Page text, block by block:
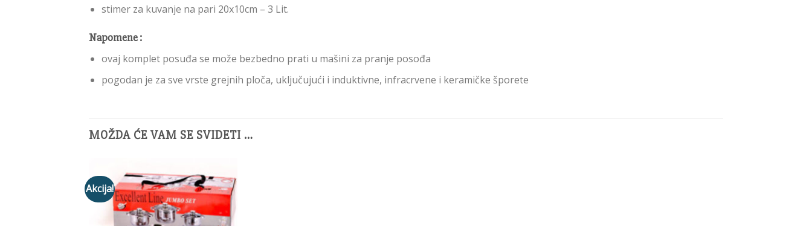
stimer za kuvanje na pari 20x10cm – 3 Lit.
Napomene :
ovaj komplet posuđa se može bezbedno prati u mašini za pranje posođa
pogodan je za sve vrste grejnih ploča, uključujući i induktivne, infracrvene i keramičke šporete
MOŽDA ĆE VAM SE SVIDETI …
Akcija!
Add to
Wishlist